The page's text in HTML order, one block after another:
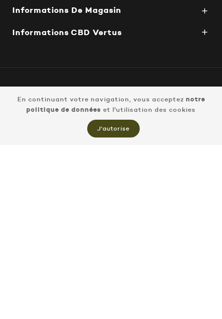
Informations De Magasin 
Informations CBD Vertus 
En continuant votre navigation, vous acceptez notre
politique de données et l'utilisation des cookies
J'autorise